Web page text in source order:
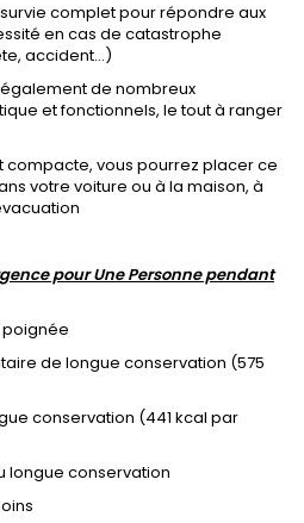
complet pour répondre aux
en cas de catastrophe
accident...)
de nombreux
et fonctionnels, le tout à ranger
compacte, vous pourrez placer ce
votre voiture ou à la maison, à
pour Une Personne pendant
poignée
de longue conservation (575
conservation (441 kcal par
longue conservation